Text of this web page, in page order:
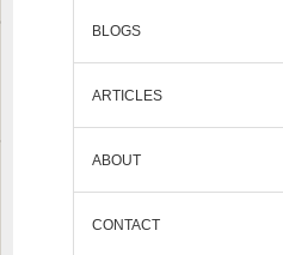
BLOGS
ARTICLES
ABOUT
CONTACT